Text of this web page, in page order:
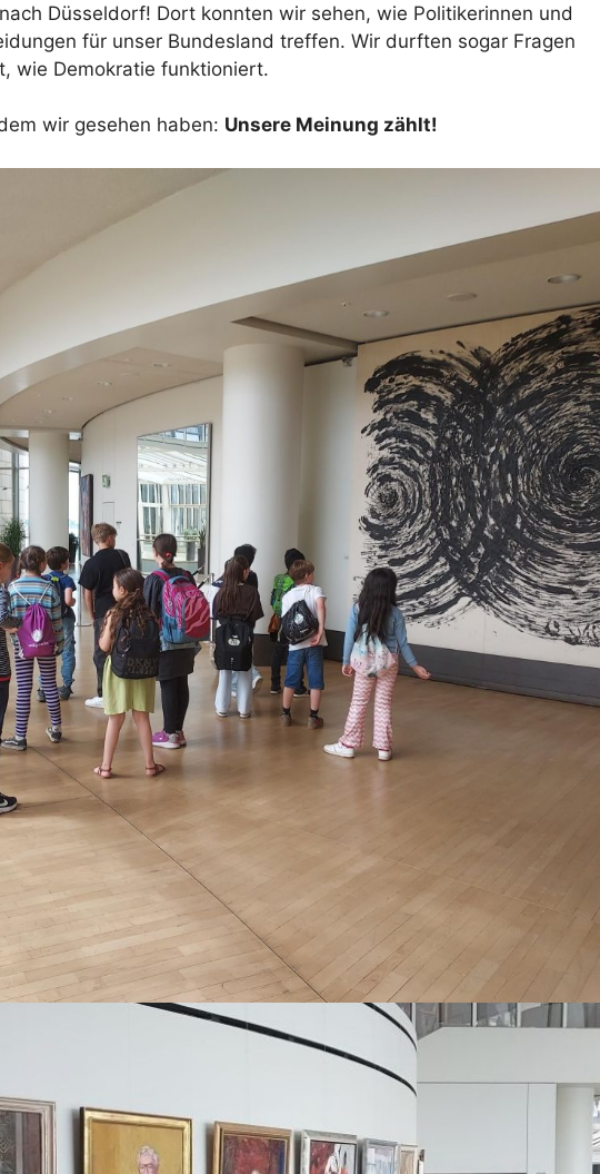
Düsseldorf! Dort konnten wir sehen, wie Politikerinnen und
für unser Bundesland treffen. Wir durften sogar Fragen
wie Demokratie funktioniert.
wir gesehen haben: Unsere Meinung zählt!